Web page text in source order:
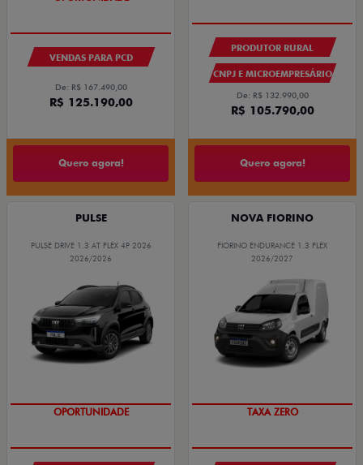
VENDAS PARA PCD
De: R$ 167.490,00
R$ 125.190,00
Quero agora!
PRODUTOR RURAL
CNPJ E MICROEMPRESÁRIO
De: R$ 132.990,00
R$ 105.790,00
Quero agora!
PULSE
PULSE DRIVE 1.3 AT FLEX 4P 2026
2026/2026
OPORTUNIDADE
NOVA FIORINO
FIORINO ENDURANCE 1.3 FLEX
2026/2027
TAXA ZERO